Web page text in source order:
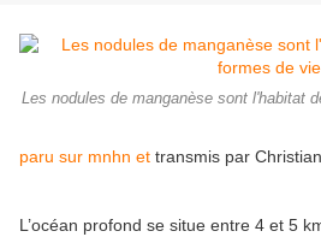
Les nodules de manganèse sont l'habitat
paru sur mnhn et transmis par
L’océan profond se situe entre 4 et 5